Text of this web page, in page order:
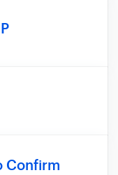
Confirm